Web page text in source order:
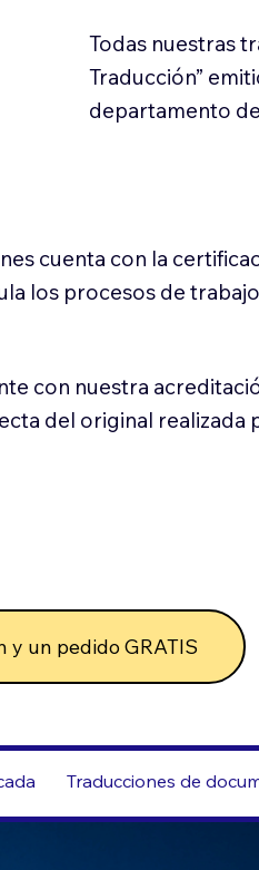
Todas nuestras
Traducción”
departamento
cuenta con la
los procesos de
con nuestra
del original
y un pedido GRATIS
Traducciones de